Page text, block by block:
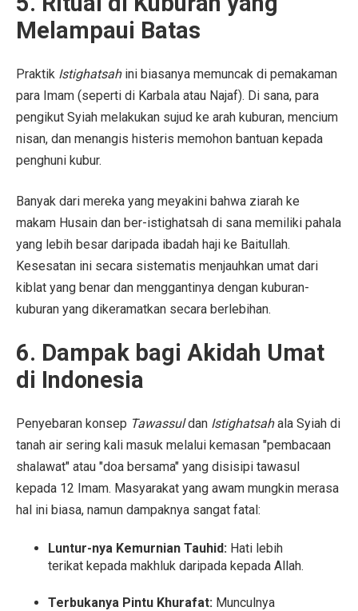
Melampaui Batas
Praktik Istighatsahini biasanya memuncak di pemakaman
para Imam (seperti di Karbala atau Najaf). Di sana, para
pengikut Syiah melakukan sujud ke arah kuburan, mencium
nisan, dan menangis histeris memohon bantuan kepada
penghuni kubur.
Banyak dari mereka yang meyakini bahwa ziarah ke
makam Husain dan ber-istighatsah di sana memiliki pahala
yang lebih besar daripada ibadah haji ke Baitullah.
Kesesatan ini secara sistematis menjauhkan umat dari
kiblat yang benar dan menggantinya dengan kuburan-
kuburan yang dikeramatkan secara berlebihan.
6. Dampak bagi Akidah Umat
di Indonesia
Penyebaran konsep Tawassuldan Istighatsahala Syiah di
tanah air sering kali masuk melalui kemasan "pembacaan
shalawat" atau "doa bersama" yang disisipi tawasul
kepada 12 Imam. Masyarakat yang awam mungkin merasa
hal ini biasa, namun dampaknya sangat fatal:
Luntur-nya Kemurnian Tauhid: Hati lebih
terikat kepada makhluk daripada kepada Allah.
Terbukanya Pintu Khurafat: Munculnya